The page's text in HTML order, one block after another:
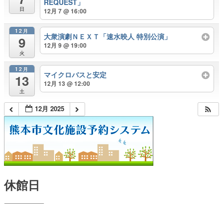
日
REQUEST」
12月 7 @ 16:00
12月
9
火
大衆演劇ＮＥＸＴ「速水映人 特別公演」
12月 9 @ 19:00
12月
13
土
マイクロバスと安定
12月 13 @ 12:00
12月 2025
休館日